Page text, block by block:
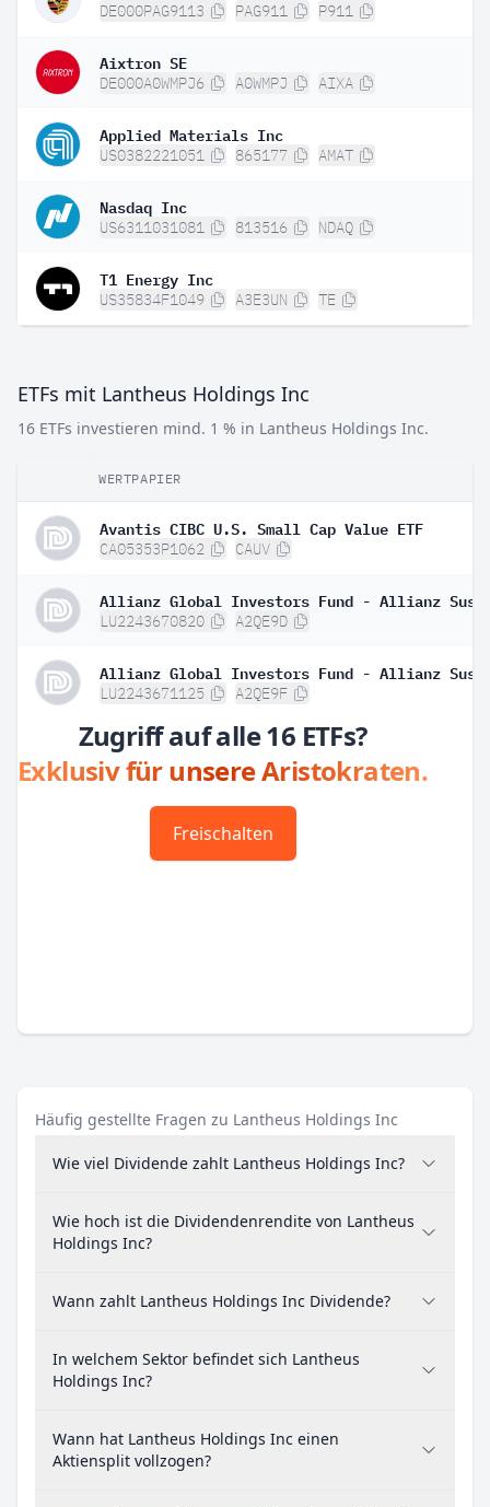
DE000PAG9113 PAG911 P911
Aixtron SE
DE000A0WMPJ6 A0WMPJ AIXA
Applied Materials Inc
US0382221051 865177 AMAT
Nasdaq Inc
US6311031081 813516 NDAQ
T1 Energy Inc
US35834F1049 A3E3UN TE
ETFs mit Lantheus Holdings Inc
16 ETFs investieren mind. 1 % in Lantheus Holdings Inc.
WERTPAPIER
Avantis CIBC U.S. Small Cap Value ETF
CA05353P1062 CAUV
LU2243670820 A2QE9D
LU2243671125 A2QE9F
Zugriff auf alle 16 ETFs?
Exklusiv für unsere Aristokraten.
Freischalten
Häufig gestellte Fragen zu Lantheus Holdings Inc
Wie viel Dividende zahlt Lantheus Holdings Inc?
Wie hoch ist die Dividendenrendite von Lantheus
Holdings Inc?
Wann zahlt Lantheus Holdings Inc Dividende?
In welchem Sektor befindet sich Lantheus
Holdings Inc?
Wann hat Lantheus Holdings Inc einen
Aktiensplit vollzogen?